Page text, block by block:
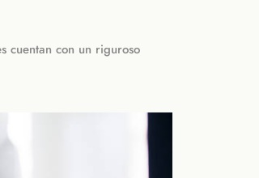
cuentan con un riguroso